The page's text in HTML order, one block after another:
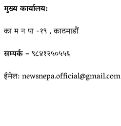
मुख्य कार्यालय:
का म न पा -१९ , काठमाडौं
सम्पर्क –९८४१२५०५५६
ईमेल: newsnepa.official@gmail.com